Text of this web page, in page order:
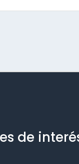
de